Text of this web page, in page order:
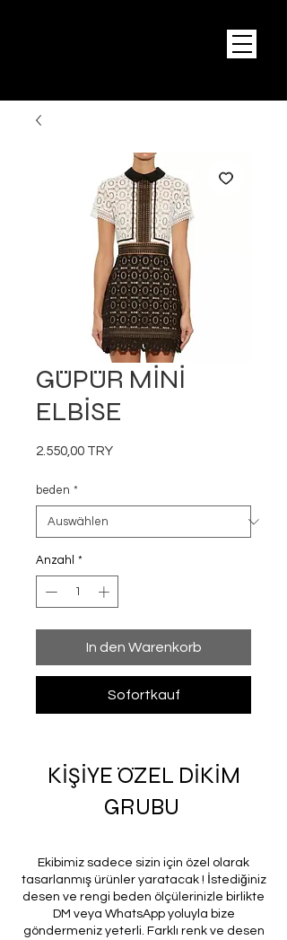
GÜPÜR MİNİ
ELBİSE
2.550,00 TRYPreis
beden *
Anzahl *
In den Warenkorb
Sofortkauf
KİŞİYE ÖZEL DİKİM
GRUBU
Ekibimiz sadece sizin için özel olarak
tasarlanmış ürünler yaratacak ! İstediğiniz
desen ve rengi beden ölçülerinizle birlikte
DM veya WhatsApp yoluyla bize
göndermeniz yeterli. Farklı renk ve desen